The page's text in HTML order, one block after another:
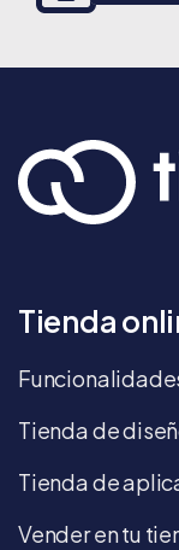
Tienda
Tienda de
Tienda de
Vender en tu